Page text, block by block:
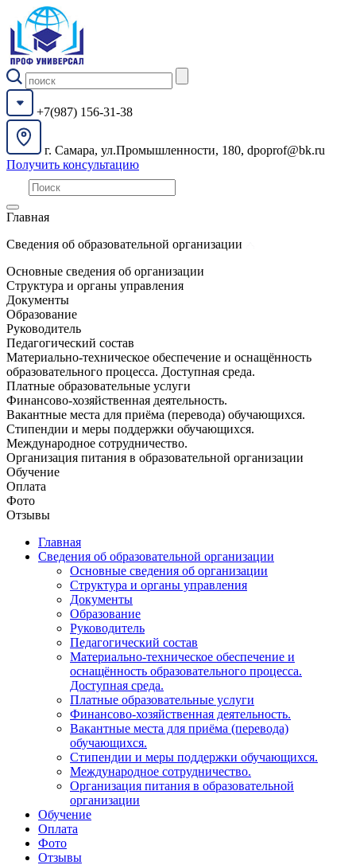
+7(987) 156-31-38
г. Самара, ул.Промышленности, 180, dpoprof@bk.ru
Получить консультацию
Главная
Сведения об образовательной организации
Основные сведения об организации
Структура и органы управления
Документы
Образование
Руководитель
Педагогический состав
Материально-техническое обеспечение и оснащённость
образовательного процесса. Доступная среда.
Платные образовательные услуги
Финансово-хозяйственная деятельность.
Вакантные места для приёма (перевода) обучающихся.
Стипендии и меры поддержки обучающихся.
Международное сотрудничество.
Организация питания в образовательной организации
Обучение
Оплата
Фото
Отзывы
Главная
Сведения об образовательной организации
Основные сведения об организации
Структура и органы управления
Документы
Образование
Руководитель
Педагогический состав
Материально-техническое обеспечение и
оснащённость образовательного процесса.
Доступная среда.
Платные образовательные услуги
Финансово-хозяйственная деятельность.
Вакантные места для приёма (перевода)
обучающихся.
Стипендии и меры поддержки обучающихся.
Международное сотрудничество.
Организация питания в образовательной
организации
Обучение
Оплата
Фото
Отзывы